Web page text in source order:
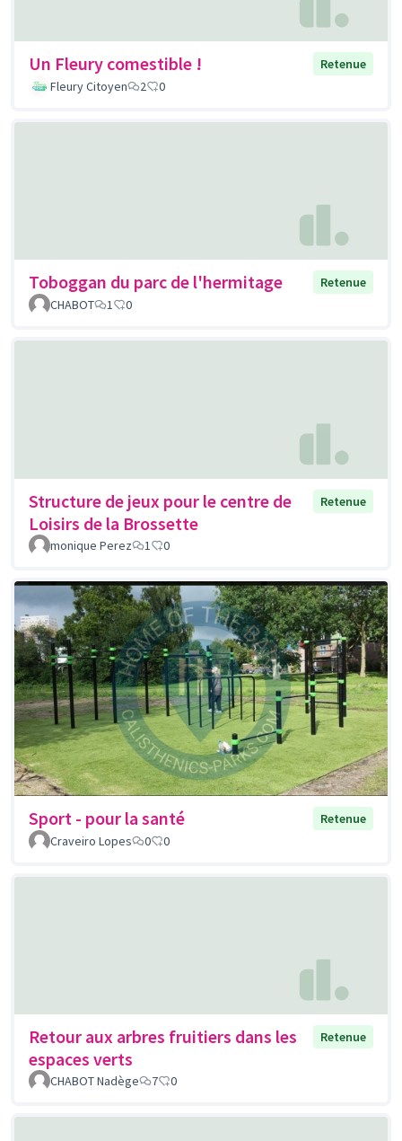
Un Fleury comestible !
Retenue
Fleury Citoyen
2 0
Toboggan du parc de l'hermitage
Retenue
CHABOT
1 0
Structure de jeux pour le centre de
Loisirs de la Brossette
Retenue
monique Perez 1 0
Sport - pour la santé
Retenue
Craveiro Lopes
0 0
Retour aux arbres fruitiers dans les
espaces verts
Retenue
CHABOT Nadège 7 0